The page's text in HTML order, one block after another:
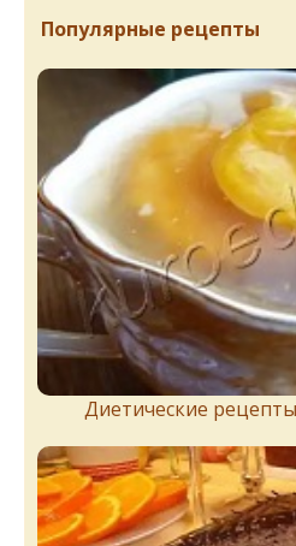
Популярные рецепты
Диетические